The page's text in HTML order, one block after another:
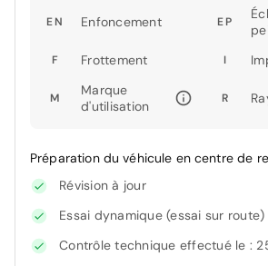
EN Enfoncement EP
F Frottement I
M
Marque
d'utilisation
R
Préparation du véhicule en centre de
Révision à jour
Essai dynamique (essai sur route)
Contrôle technique effectué le :